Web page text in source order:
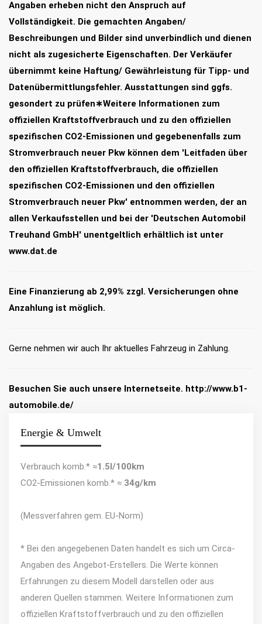
Angaben erheben nicht den Anspruch auf
Vollständigkeit. Die gemachten Angaben/
Beschreibungen und Bilder sind unverbindlich und dienen
nicht als zugesicherte Eigenschaften. Der Verkäufer
übernimmt keine Haftung/ Gewährleistung für Tipp- und
Datenübermittlungsfehler. Ausstattungen sind ggfs.
gesondert zu prüfen∗Weitere Informationen zum
offiziellen Kraftstoffverbrauch und zu den offiziellen
spezifischen CO2-Emissionen und gegebenenfalls zum
Stromverbrauch neuer Pkw können dem 'Leitfaden über
den offiziellen Kraftstoffverbrauch, die offiziellen
spezifischen CO2-Emissionen und den offiziellen
Stromverbrauch neuer Pkw' entnommen werden, der an
allen Verkaufsstellen und bei der 'Deutschen Automobil
Treuhand GmbH' unentgeltlich erhältlich ist unter
www.dat.de
Eine Finanzierung ab 2,99% zzgl. Versicherungen ohne
Anzahlung ist möglich.
Gerne nehmen wir auch Ihr aktuelles Fahrzeug in Zahlung.
Besuchen Sie auch unsere Internetseite. http://www.b1-
automobile.de/
Energie & Umwelt
Verbrauch komb.* ≈1.5l/100km
CO2-Emissionen komb.* ≈ 34g/km
(Messverfahren gem. EU-Norm)
* Bei den angegebenen Daten handelt es sich um Circa-
Angaben des Angebot-Erstellers. Die Werte können
Erfahrungen zu diesem Modell darstellen oder aus
anderen Quellen stammen. Weitere Informationen zum
offiziellen Kraftstoffverbrauch und zu den offiziellen